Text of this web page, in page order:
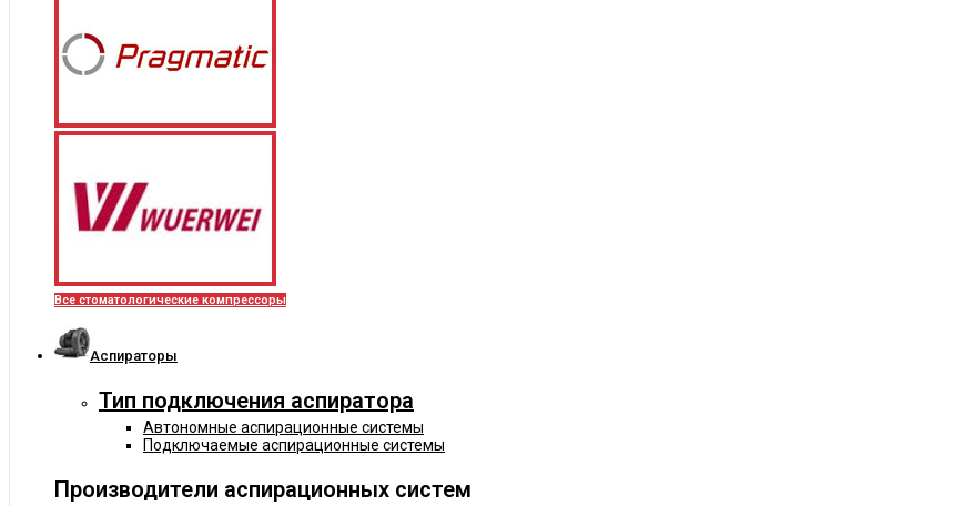
Все стоматологические компрессоры
Аспираторы
Тип подключения аспиратора
Автономные аспирационные системы
Подключаемые аспирационные системы
Производители аспирационных систем